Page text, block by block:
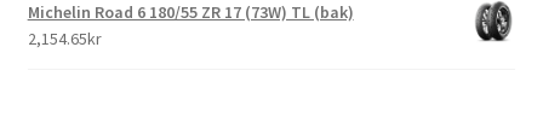
Michelin Road 6 180/55 ZR 17 (73W) TL (bak)
2,154.65kr